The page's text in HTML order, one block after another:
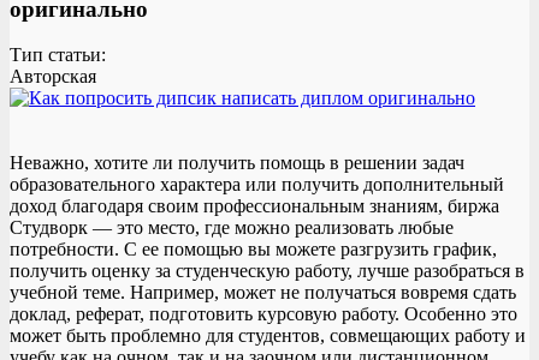
оригинально
Тип статьи:
Авторская
Неважно, хотите ли получить помощь в решении задач
образовательного характера или получить дополнительный
доход благодаря своим профессиональным знаниям, биржа
Студворк — это место, где можно реализовать любые
потребности. С ее помощью вы можете разгрузить график,
получить оценку за студенческую работу, лучше разобраться в
учебной теме. Например, может не получаться вовремя сдать
доклад, реферат, подготовить курсовую работу. Особенно это
может быть проблемно для студентов, совмещающих работу и